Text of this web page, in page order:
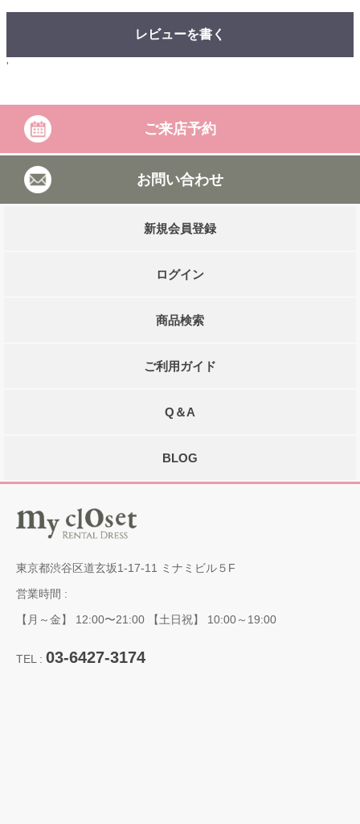
レビューを書く
'
ご来店予約
お問い合わせ
新規会員登録
ログイン
商品検索
ご利用ガイド
Q＆A
BLOG
東京都渋谷区道玄坂1-17-11 ミナミビル５F
営業時間 :
【月～金】 12:00〜21:00 【土日祝】 10:00～19:00
TEL : 03-6427-3174